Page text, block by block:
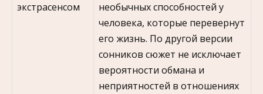
экстрасенсом
необычных способностей у
человека, которые перевернут
его жизнь. По другой версии
сонников сюжет не исключает
вероятности обмана и
неприятностей в отношениях